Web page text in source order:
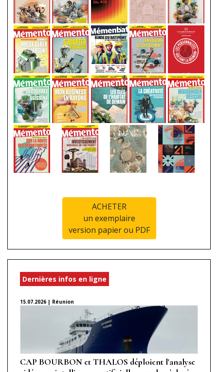
ACHETER
un exemplaire
version papier ou PDF
Dernières infos en ligne
15.07.2026 | Réunion
CAP BOURBON et THALOS déploient l'analyse